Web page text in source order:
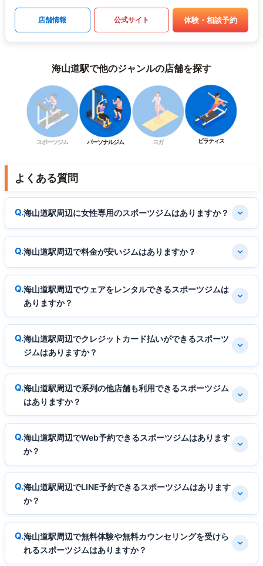
店舗情報 公式サイト 体験・相談予約
海山道駅で他のジャンルの店舗を探す
スポーツジム パーソナルジム ヨガ ピラティス
よくある質問
海山道駅周辺に女性専用のスポーツジムはありますか？
海山道駅周辺で料金が安いジムはありますか？
海山道駅周辺でウェアをレンタルできるスポーツジムは
ありますか？
海山道駅周辺でクレジットカード払いができるスポーツ
ジムはありますか？
海山道駅周辺で系列の他店舗も利用できるスポーツジム
はありますか？
海山道駅周辺でWeb予約できるスポーツジムはあります
か？
海山道駅周辺でLINE予約できるスポーツジムはあります
か？
海山道駅周辺で無料体験や無料カウンセリングを受けら
れるスポーツジムはありますか？